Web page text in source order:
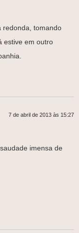
redonda, tomando
estive em outro
7 de abril de 2013 às 15:27
imensa de